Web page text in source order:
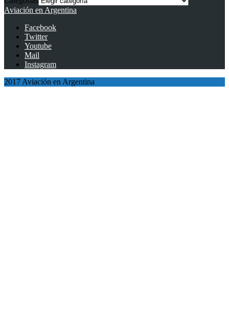
Aviación en Argentina
Facebook
Twitter
Youtube
Mail
Instagram
2017 Aviación en Argentina